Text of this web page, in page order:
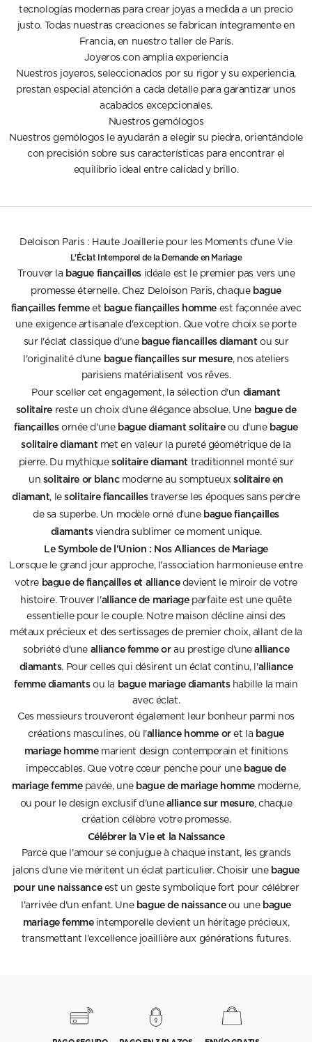
tecnologías modernas para crear joyas a medida a un precio
justo. Todas nuestras creaciones se fabrican íntegramente en
Francia, en nuestro taller de París.
Joyeros con amplia experiencia
Nuestros joyeros, seleccionados por su rigor y su experiencia,
prestan especial atención a cada detalle para garantizar unos
acabados excepcionales.
Nuestros gemólogos
Nuestros gemólogos le ayudarán a elegir su piedra, orientándole
con precisión sobre sus características para encontrar el
equilibrio ideal entre calidad y brillo.
Deloison Paris : Haute Joaillerie pour les Moments d'une Vie
L'Éclat Intemporel de la Demande en Mariage
Trouver la bague fiançaillesidéale est le premier pas vers une
promesse éternelle. Chez Deloison Paris, chaque bague
fiançailles femmeet bague fiançailles homme est façonnée avec
une exigence artisanale d'exception. Que votre choix se porte
sur l'éclat classique d'une bague fiancailles diamant ou sur
l'originalité d'une bague fiançailles sur mesure, nos ateliers
parisiens matérialisent vos rêves.
Pour sceller cet engagement, la sélection d'un diamant
solitaire reste un choix d'une élégance absolue. Une bague de
fiançaillesornée d'une bague diamant solitaireou d'une bague
solitaire diamant met en valeur la pureté géométrique de la
pierre. Du mythiquesolitaire diamant traditionnel monté sur
un solitaire or blancmoderne au somptueux solitaire en
diamant, lesolitaire fiancaillestraverse les époques sans perdre
de sa superbe. Un modèle orné d'une bague fiançailles
diamantsviendra sublimer ce moment unique.
Le Symbole de l'Union : Nos Alliances de Mariage
Lorsque le grand jour approche, l'association harmonieuse entre
votre bague de fiançailles et alliancedevient le miroir de votre
histoire. Trouver l'alliance de mariageparfaite est une quête
essentielle pour le couple. Notre maison décline ainsi des
métaux précieux et des sertissages de premier choix, allant de la
sobriété d'une alliance femme orau prestige d'unealliance
diamants. Pour celles qui désirent un éclat continu, l'alliance
femme diamantsou la bague mariage diamantshabille la main
avec éclat.
Ces messieurs trouveront également leur bonheur parmi nos
créations masculines, où l'alliance homme oret la bague
mariage hommemarient design contemporain et finitions
impeccables. Que votre cœur penche pour une bague de
mariage femmepavée, une bague de mariage homme moderne,
ou pour le design exclusif d'une alliance sur mesure, chaque
création célèbre votre promesse.
Célébrer la Vie et la Naissance
Parce que l'amour se conjugue à chaque instant, les grands
jalons d'une vie méritent un éclat particulier. Choisir une bague
pour une naissanceest un geste symbolique fort pour célébrer
l'arrivée d'un enfant. Une bague de naissanceou une bague
mariage femmeintemporelle devient un héritage précieux,
transmettant l'excellence joaillière aux générations futures.